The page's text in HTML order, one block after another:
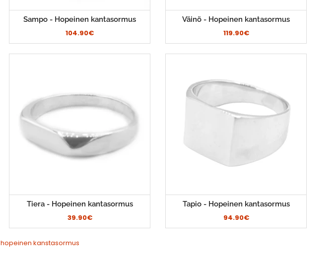
Sampo - Hopeinen kantasormus
104.90€
Väinö - Hopeinen kantasormus
119.90€
Tiera - Hopeinen kantasormus
39.90€
Tapio - Hopeinen kantasormus
94.90€
hopeinen kanstasormus